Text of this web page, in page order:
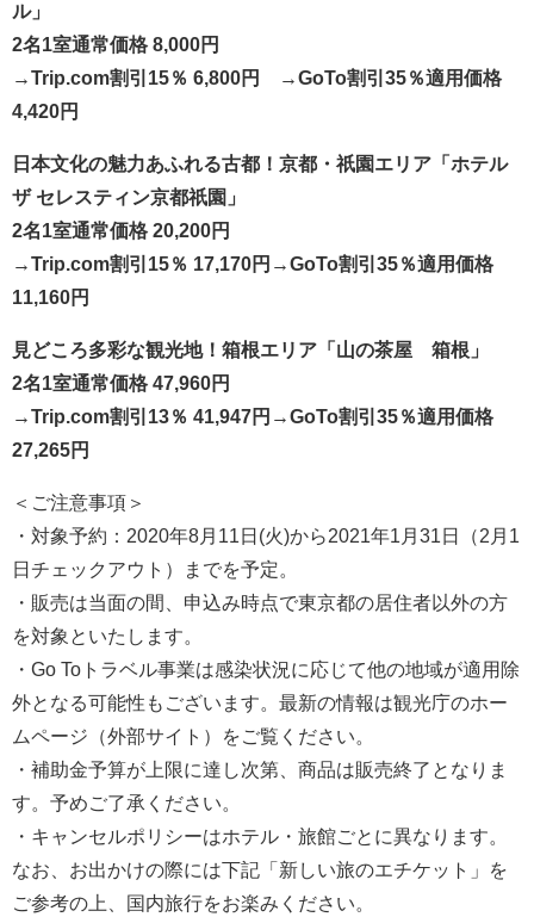
ル」
2名1室通常価格 8,000円
→Trip.com割引15％ 6,800円 →GoTo割引35％適用価格
4,420円
日本文化の魅力あふれる古都！京都・祇園エリア「ホテル
ザ セレスティン京都祇園」
2名1室通常価格 20,200円
→Trip.com割引15％ 17,170円→GoTo割引35％適用価格
11,160円
見どころ多彩な観光地！箱根エリア「山の茶屋 箱根」
2名1室通常価格 47,960円
→Trip.com割引13％ 41,947円→GoTo割引35％適用価格
27,265円
＜ご注意事項＞
・対象予約：2020年8月11日(火)から2021年1月31日（2月1
日チェックアウト）までを予定。
・販売は当面の間、申込み時点で東京都の居住者以外の方
を対象といたします。
・Go Toトラベル事業は感染状況に応じて他の地域が適用除
外となる可能性もございます。最新の情報は観光庁のホー
ムページ（外部サイト）をご覧ください。
・補助金予算が上限に達し次第、商品は販売終了となりま
す。予めご了承ください。
・キャンセルポリシーはホテル・旅館ごとに異なります。
なお、お出かけの際には下記「新しい旅のエチケット」を
ご参考の上、国内旅行をお楽みください。